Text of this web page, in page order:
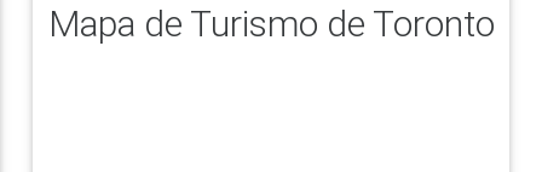
Mapa de Turismo de Toronto